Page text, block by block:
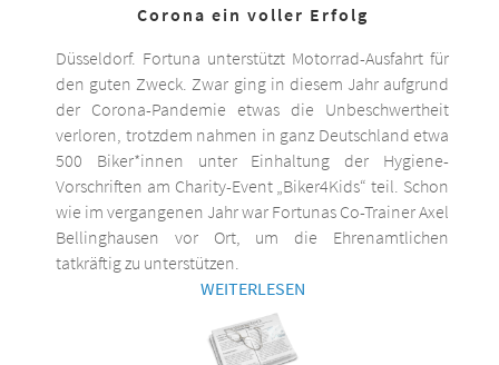
Corona ein voller Erfolg
Düsseldorf. Fortuna unterstützt Motorrad-Ausfahrt für
den guten Zweck. Zwar ging in diesem Jahr aufgrund
der Corona-Pandemie etwas die Unbeschwertheit
verloren, trotzdem nahmen in ganz Deutschland etwa
500 Biker*innen unter Einhaltung der Hygiene-
Vorschriften am Charity-Event „Biker4Kids“ teil. Schon
wie im vergangenen Jahr war Fortunas Co-Trainer Axel
Bellinghausen vor Ort, um die Ehrenamtlichen
tatkräftig zu unterstützen.
WEITERLESEN